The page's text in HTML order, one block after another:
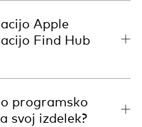
Apple
Find Hub
programsko
svoj izdelek?